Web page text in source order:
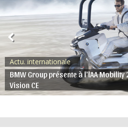
Actu. internationale
BMW Group présente à l'lAA
Vision CE